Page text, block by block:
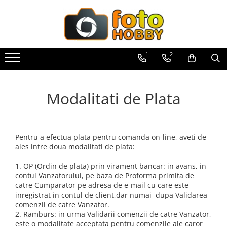
Aparate Foto
Aparate Foto Mirrorless
Aparate Foto Compacte
Cursuri foto
Obiective foto si accesorii
Obiective Mirorless
Obiective DSLR
Huse si tocuri protectie obiective
Obiective Cinematice
1 2
Modalitati de Plata
Pentru a efectua plata pentru comanda on-line, aveti de
ales intre doua modalitati de plata:
1. OP (Ordin de plata) prin virament bancar: in avans, in
contul Vanzatorului, pe baza de Proforma primita de
catre Cumparator pe adresa de e-mail cu care este
inregistrat in contul de client,dar numai dupa Validarea
comenzii de catre Vanzator.
2. Ramburs: in urma Validarii comenzii de catre Vanzator,
este o modalitate acceptata pentru comenzile ale caror